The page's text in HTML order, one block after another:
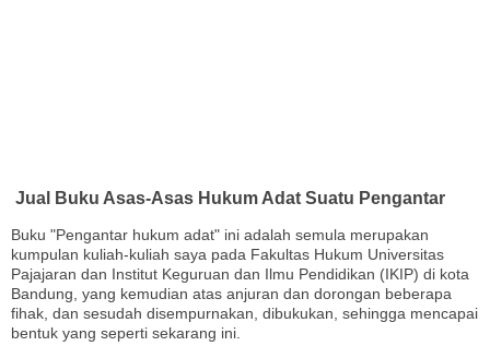
Jual Buku Asas-Asas Hukum Adat Suatu Pengantar
Buku "Pengantar hukum adat" ini adalah semula merupakan
kumpulan kuliah-kuliah saya pada Fakultas Hukum Universitas
Pajajaran dan Institut Keguruan dan Ilmu Pendidikan (IKIP) di kota
Bandung, yang kemudian atas anjuran dan dorongan beberapa
fihak, dan sesudah disempurnakan, dibukukan, sehingga mencapai
bentuk yang seperti sekarang ini.